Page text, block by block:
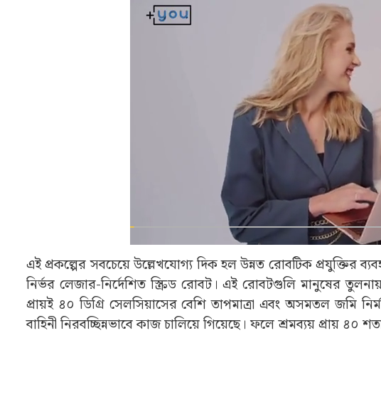
ক্ষমতাকেই তুলে ধরতে চেয়েছেন।
বড় সিদ্ধান্ত! বিমানের জ্বালানির ওপর কমল VAT, লাভবান
চংকিং শহরের দ্রুত জনবিস্ফোরণ এবং যাত্রীসংখ্যা বৃদ্ধির ফলে পুরনো
সেই কারণেই তৈরি হয় নতুন মেগা স্টেশনের পরিকল্পনা। মোট ১.২২
প্ল্যাটফর্ম এবং ২৯টি রেললাইন। তিনটি পৃথক রেল ইয়ার্ডে বিভক্ত এই
এনে দিয়েছে। এত কম সময়ে এমন প্রকল্প বাস্তবায়ন করাই এখন